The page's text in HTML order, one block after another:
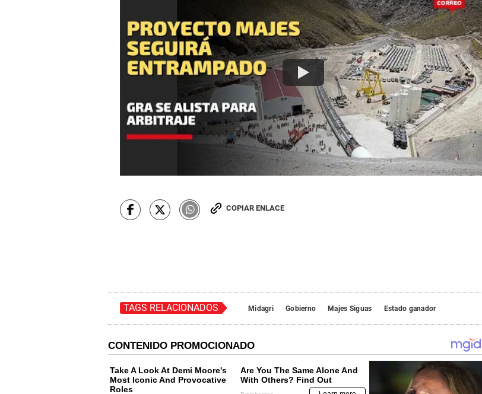
COPIAR ENLACE
TAGS RELACIONADOS Midagri Gobierno Majes Siguas Estado ganador